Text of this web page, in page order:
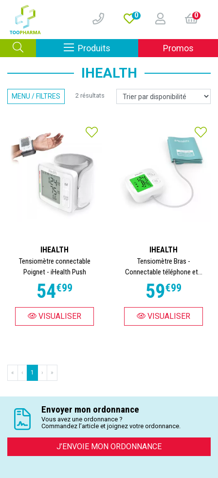
0 0
Produits Afficher la navigation
Promos
IHEALTH
MENU / FILTRES 2 résultats
IHEALTH
Tensiomètre connectable
Poignet - iHealth Push
54€99
VISUALISER
IHEALTH
Tensiomètre Bras -
Connectable téléphone et...
59€99
VISUALISER
« ‹ 1 › »
Envoyer mon ordonnance
Vous avez une ordonnance ?
Commandez l’article et joignez votre ordonnance.
J’ENVOIE MON ORDONNANCE